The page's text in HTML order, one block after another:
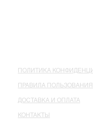
ПОЛИТИКА
ПРАВИЛА ПОЛЬЗОВАНИЯ
ДОСТАВКА И ОПЛАТА
КОНТАКТЫ